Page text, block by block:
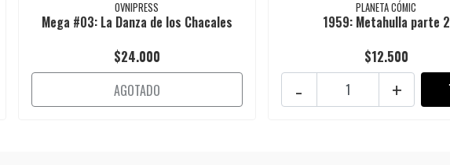
OVNIPRESS
Mega #03: La Danza de los Chacales
$24.000
AGOTADO
PLANETA CÓMIC
1959: Metahulla parte 2
$12.500
+
-